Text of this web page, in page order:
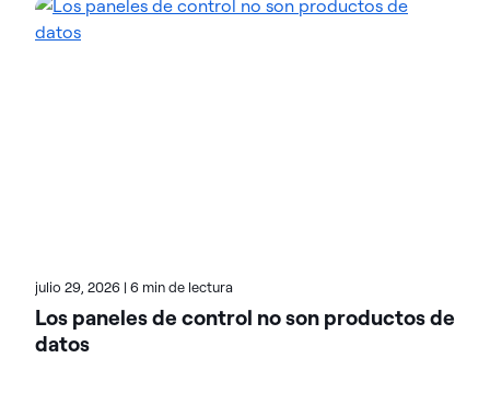
y marketing digital, y una formación en ingeniería
química, JJ comprende el poder de la analítica tanto
julio 29, 2026 | 6 min de lectura
Los paneles de control no son productos de
datos